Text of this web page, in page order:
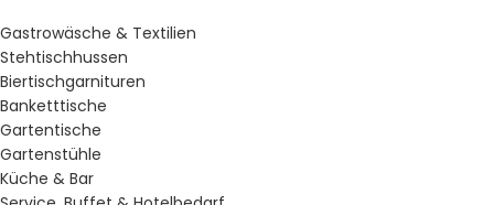
Gastrowäsche & Textilien
Stehtischhussen
Biertischgarnituren
Banketttische
Gartentische
Gartenstühle
Küche & Bar